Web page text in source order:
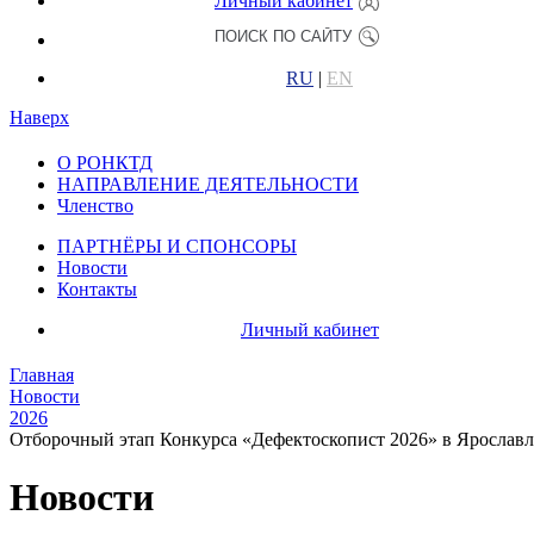
RU | EN
Наверх
О РОНКТД
НАПРАВЛЕНИЕ ДЕЯТЕЛЬНОСТИ
Членство
ПАРТНЁРЫ И СПОНСОРЫ
Новости
Контакты
Личный кабинет
Главная
Новости
2026
Отборочный этап Конкурса «Дефектоскопист 2026» в
Новости